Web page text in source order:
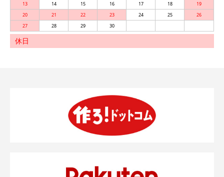
13
14 15 16 17 18
19
20
21 22 23 24 25
26
27
28 29 30
休日